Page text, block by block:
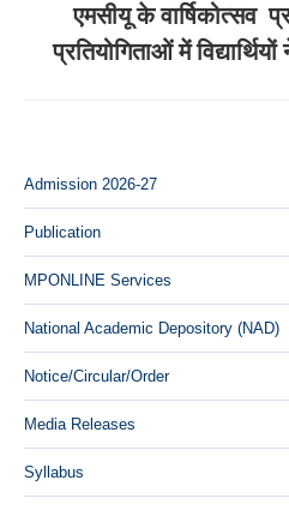
एमसीयू के वार्षिकोत्सव
प्रतियोगिताओं में
Admission 2026-27
Publication
MPONLINE Services
National Academic Depository (NAD)
Notice/Circular/Order
Media Releases
Syllabus